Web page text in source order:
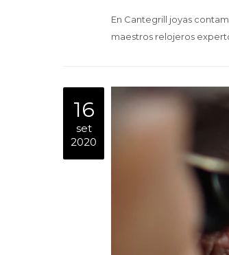
En Cantegrill joyas
maestros relojeros
16
set
2020